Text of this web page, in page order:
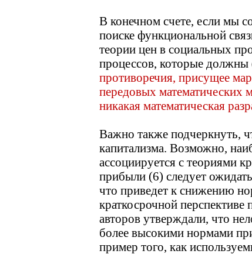
В конечном счете, если мы
поиске функциональной
теории цен в социальных
процессов, которые должны
противоречия, присущее
передовых математических
никакая математическая
Важно также подчеркнуть,
капитализма. Возможно,
ассоциируется с теориями
прибыли (6) следует
что приведет к снижению
краткосрочной
авторов утверждали, что
более высокими нормами
пример того, как